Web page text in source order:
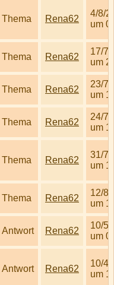
Thema Rena62
4/8/
um
Thema Rena62
17/7/
um
Thema Rena62
23/7/
um
Thema Rena62
24/7/
um
Thema Rena62
31/7/
um
Thema Rena62
12/8/
um
Antwort Rena62
10/5/
um
Antwort Rena62
10/4/
um